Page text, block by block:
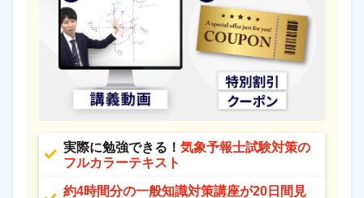
実際に勉強できる！ 気象予報士試験対策の
フルカラーテキスト
約4時間分の一般知識対策講座が20日間見